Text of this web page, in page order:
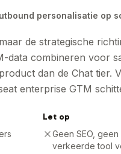
personalisatie op
de strategische
data combineren voor
dan de Chat tier.
enterprise GTM
Let op
Geen SEO,
verkeerde tool